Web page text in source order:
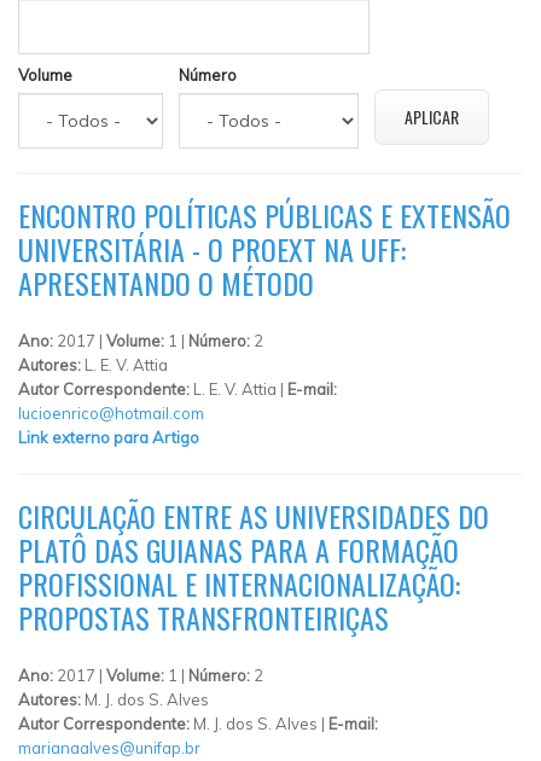
Volume Número
ENCONTRO POLÍTICAS PÚBLICAS E EXTENSÃO
UNIVERSITÁRIA - O PROEXT NA UFF:
APRESENTANDO O MÉTODO
Ano: 2017 | Volume: 1 | Número: 2
Autores: L. E. V. Attia
Autor Correspondente: L. E. V. Attia | E-mail:
lucioenrico@hotmail.com
Link externo para Artigo
CIRCULAÇÃO ENTRE AS UNIVERSIDADES DO
PLATÔ DAS GUIANAS PARA A FORMAÇÃO
PROFISSIONAL E INTERNACIONALIZAÇÃO:
PROPOSTAS TRANSFRONTEIRIÇAS
Ano: 2017 | Volume: 1 | Número: 2
Autores: M. J. dos S. Alves
Autor Correspondente: M. J. dos S. Alves | E-mail:
marianaalves@unifap.br